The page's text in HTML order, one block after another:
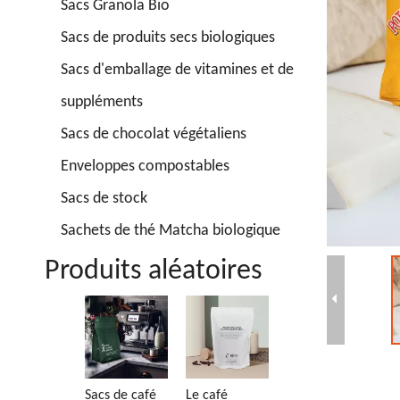
Sacs Granola Bio
Sacs de produits secs biologiques
Sacs d'emballage de vitamines et de
suppléments
Sacs de chocolat végétaliens
Enveloppes compostables
Sacs de stock
Sachets de thé Matcha biologique
Produits aléatoires
Sacs de café
Le café